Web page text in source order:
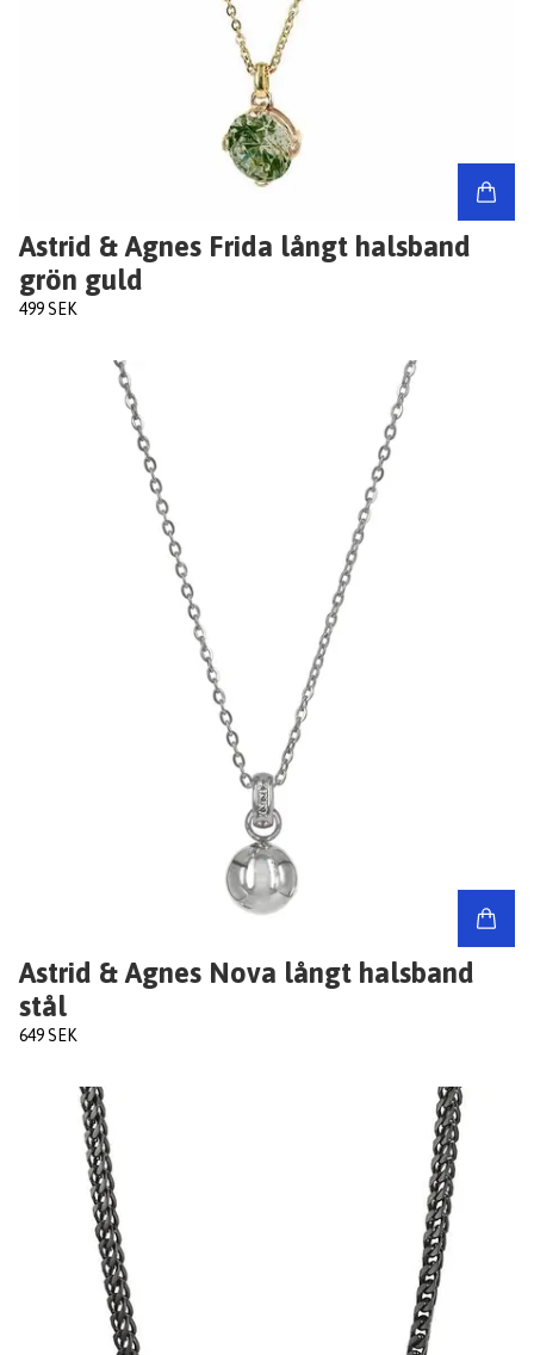
Astrid & Agnes Frida långt halsband
grön guld
499 SEK
Astrid & Agnes Nova långt halsband
stål
649 SEK